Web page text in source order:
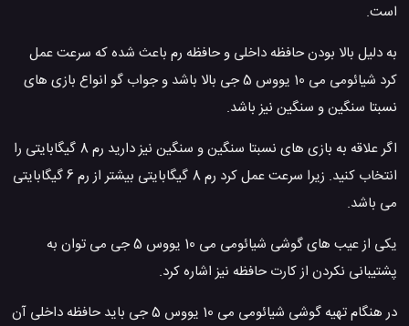
است.
به دلیل بالا بودن حافظه داخلی و حافظه رم باعث شده که سرعت عمل
کرد شیائومی می 10 یووس 5 جی بالا باشد و جواب گو انواع بازی های
نسبتا سنگین و سنگین نیز باشد.
اگر علاقه به بازی های نسبتا سنگین و سنگین نیز دارید رم 8 گیگابایتی را
انتخاب کنید. زیرا سرعت عمل کرد رم 8 گیگابایتی بیشتر از رم 6 گیگابایتی
می باشد.
یکی از عیب های گوشی شیائومی می 10 یووس 5 جی می توان به
پشتیبانی نکردن از کارت حافظه نیز اشاره کرد.
در هنگام تهیه گوشی شیائومی می 10 یووس 5 جی باید حافظه داخلی آن